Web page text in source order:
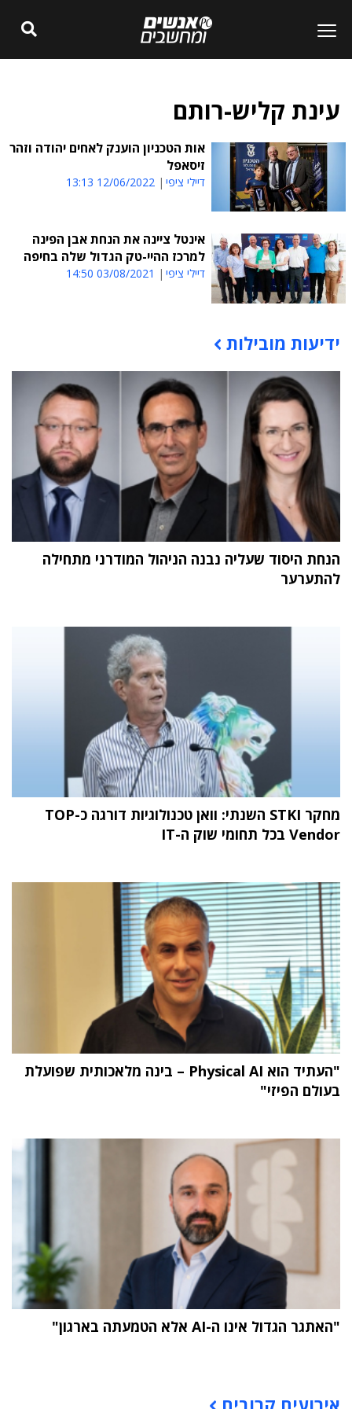
עינת קליש-רותם
אות הטכניון הוענק לאחים יהודה וזהר
זיסאפל
דיילי ציפי 12/06/2022 13:13
אינטל ציינה את הנחת אבן הפינה
למרכז ההיי-טק הגדול שלה בחיפה
דיילי ציפי 03/08/2021 14:50
תוכן פרסומי
ידיעות מובילות
הנחת היסוד שעליה נבנה הניהול המודרני מתחילה
להתערער
מחקר STKI השנתי: וואן טכנולוגיות דורגה כ-TOP
Vendor בכל תחומי שוק ה-IT
"העתיד הוא Physical AI – בינה מלאכותית שפועלת
בעולם הפיזי"
"האתגר הגדול אינו ה-AI אלא הטמעתה בארגון"
אירועים קרובים